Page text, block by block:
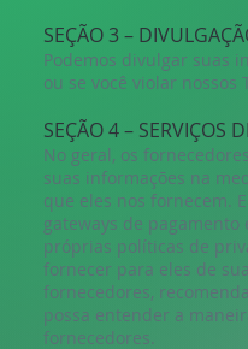
SEÇÃO 3 –
Podemos divulgar suas
ou se você violar nossos
SEÇÃO 4 – SERVIÇOS
No geral, os
suas informações na
que eles nos fornecem.
gateways de
próprias políticas de
fornecer para eles de
fornecedores,
possa entender a
fornecedores.